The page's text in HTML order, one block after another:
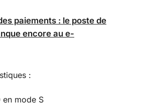
paiements : le poste de
encore au e-
:
en mode S